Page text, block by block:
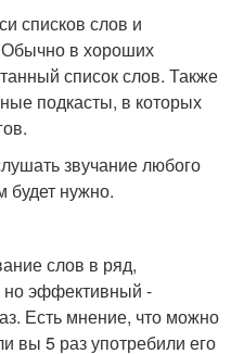
списков слов и
Обычно в хороших
список слов. Также
подкасты, в которых
звучание любого
будет нужно.
слов в ряд,
но эффективный -
Есть мнение, что можно
вы 5 раз употребили его